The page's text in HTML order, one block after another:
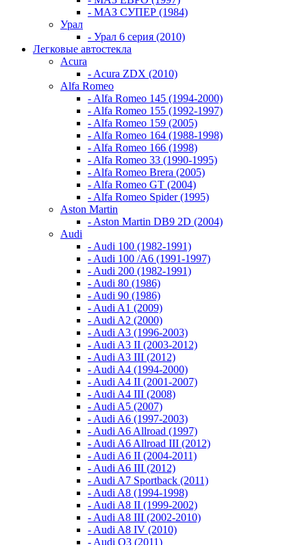
- МАЗ СУПЕР (1984)
Урал
- Урал 6 серия (2010)
Легковые автостекла
Acura
- Acura ZDX (2010)
Alfa Romeo
- Alfa Romeo 145 (1994-2000)
- Alfa Romeo 155 (1992-1997)
- Alfa Romeo 159 (2005)
- Alfa Romeo 164 (1988-1998)
- Alfa Romeo 166 (1998)
- Alfa Romeo 33 (1990-1995)
- Alfa Romeo Brera (2005)
- Alfa Romeo GT (2004)
- Alfa Romeo Spider (1995)
Aston Martin
- Aston Martin DB9 2D (2004)
Audi
- Audi 100 (1982-1991)
- Audi 100 /A6 (1991-1997)
- Audi 200 (1982-1991)
- Audi 80 (1986)
- Audi 90 (1986)
- Audi A1 (2009)
- Audi A2 (2000)
- Audi A3 (1996-2003)
- Audi A3 II (2003-2012)
- Audi A3 III (2012)
- Audi A4 (1994-2000)
- Audi A4 II (2001-2007)
- Audi A4 III (2008)
- Audi A5 (2007)
- Audi A6 (1997-2003)
- Audi A6 Allroad (1997)
- Audi A6 Allroad III (2012)
- Audi A6 II (2004-2011)
- Audi A6 III (2012)
- Audi A7 Sportback (2011)
- Audi A8 (1994-1998)
- Audi A8 II (1999-2002)
- Audi A8 III (2002-2010)
- Audi A8 IV (2010)
- Audi Q3 (2011)